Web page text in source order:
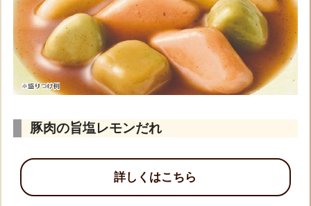
豚肉の旨塩レモンだれ
詳しくはこちら